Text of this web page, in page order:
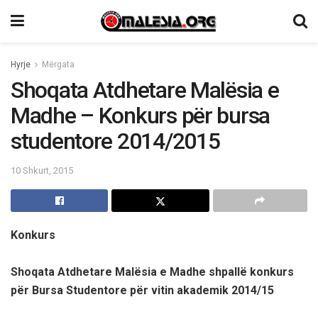
Hyrje Mërgata
Shoqata Atdhetare Malësia e
Madhe – Konkurs për bursa
studentore 2014/2015
10 Shkurt, 2015
Konkurs
Shoqata Atdhetare Malësia e Madhe shpallë konkurs
për Bursa Studentore për vitin akademik 2014/15